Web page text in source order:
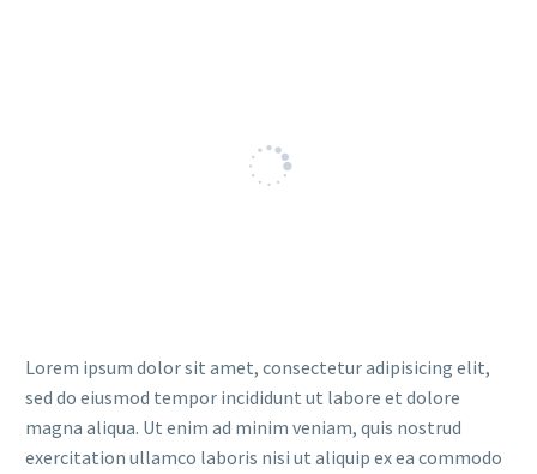
Lorem ipsum dolor sit amet, consectetur adipisicing elit,
sed do eiusmod tempor incididunt ut labore et dolore
magna aliqua. Ut enim ad minim veniam, quis nostrud
exercitation ullamco laboris nisi ut aliquip ex ea commodo